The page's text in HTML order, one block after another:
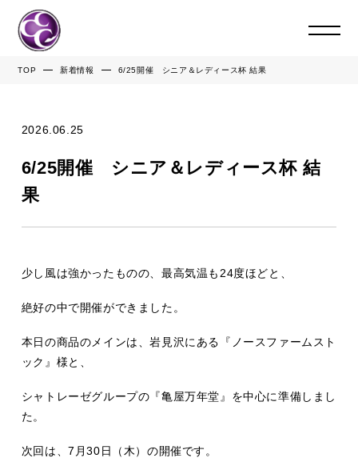
TOP 新着情報 6/25開催 シニア＆レディース杯 結果
2026.06.25
6/25開催 シニア＆レディース杯 結
果
少し風は強かったものの、最高気温も24度ほどと、
絶好の中で開催ができました。
本日の商品のメインは、岩見沢にある『ノースファームスト
ック』様と、
シャトレーゼグループの『亀屋万年堂』を中心に準備しまし
た。
次回は、7月30日（木）の開催です。